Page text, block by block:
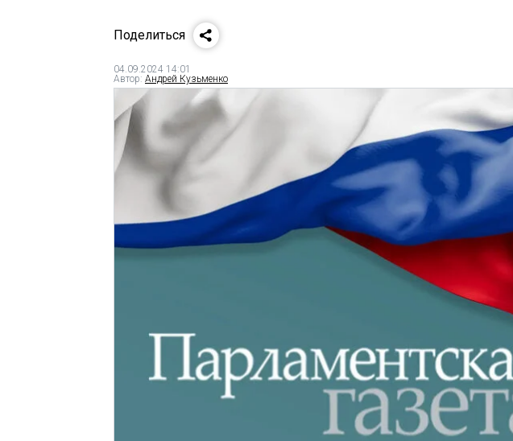
Поделиться
04.09.2024 14:01
Автор: Андрей Кузьменко